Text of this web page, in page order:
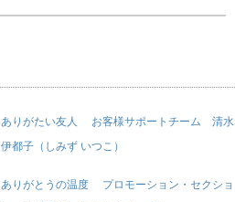
ありがたい友人 お客様サポートチーム 清水
伊都子（しみず いつこ）
ありがとうの温度 プロモーション・セクショ